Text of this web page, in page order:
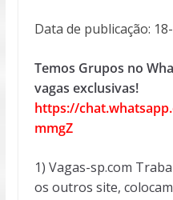
Data de publicação:
Temos Grupos no
vagas exclusivas!
https://
mmgZ
1) Vagas-sp.com
os outros site,